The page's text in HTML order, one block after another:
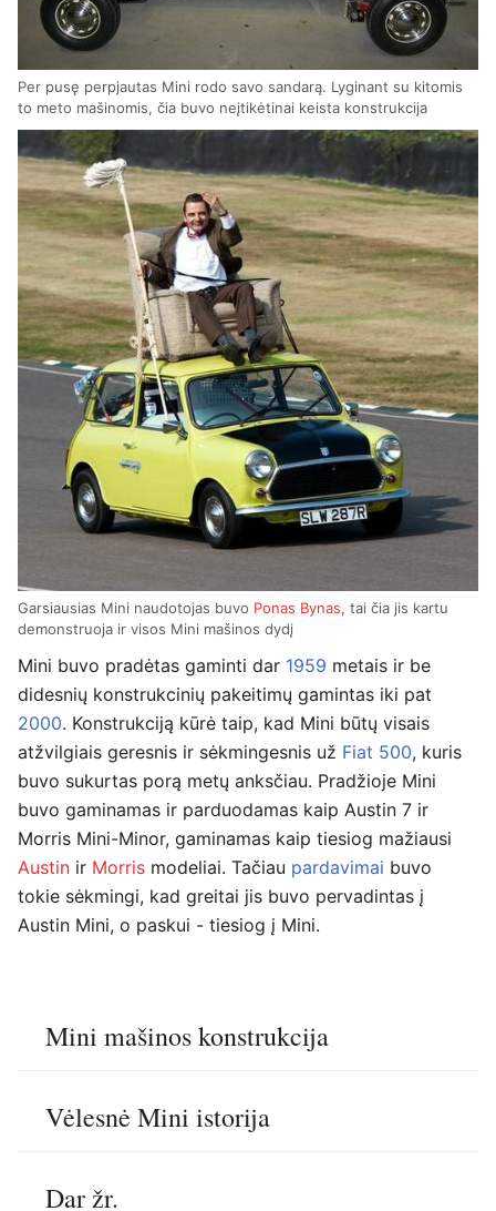
Per pusę perpjautas Mini rodo savo sandarą. Lyginant su kitomis
to meto mašinomis, čia buvo neįtikėtinai keista konstrukcija
Garsiausias Mini naudotojas buvo Ponas Bynas, tai čia jis kartu
demonstruoja ir visos Mini mašinos dydį
Mini buvo pradėtas gaminti dar 1959 metais ir be
didesnių konstrukcinių pakeitimų gamintas iki pat
2000. Konstrukciją kūrė taip, kad Mini būtų visais
atžvilgiais geresnis ir sėkmingesnis už Fiat 500, kuris
buvo sukurtas porą metų anksčiau. Pradžioje Mini
buvo gaminamas ir parduodamas kaip Austin 7 ir
Morris Mini-Minor, gaminamas kaip tiesiog mažiausi
Austin ir Morris modeliai. Tačiau pardavimai buvo
tokie sėkmingi, kad greitai jis buvo pervadintas į
Austin Mini, o paskui - tiesiog į Mini.
Mini mašinos konstrukcija
Vėlesnė Mini istorija
Dar žr.